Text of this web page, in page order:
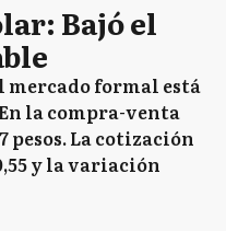
Bajó el
mercado formal está
En la compra-venta
pesos. La cotización
y la variación